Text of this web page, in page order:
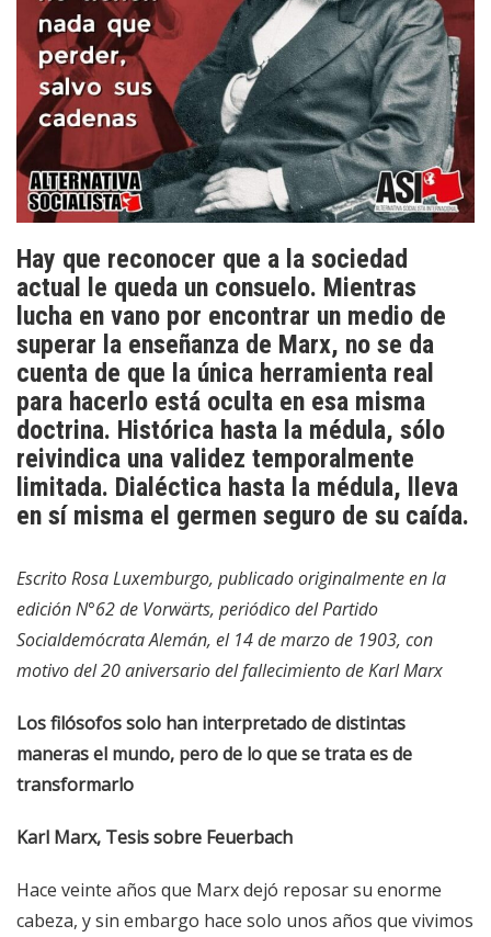
Hay que reconocer que a la sociedad
actual le queda un consuelo. Mientras
lucha en vano por encontrar un medio de
superar la enseñanza de Marx, no se da
cuenta de que la única herramienta real
para hacerlo está oculta en esa misma
doctrina. Histórica hasta la médula, sólo
reivindica una validez temporalmente
limitada. Dialéctica hasta la médula, lleva
en sí misma el germen seguro de su caída.
Escrito Rosa Luxemburgo, publicado originalmente en la
edición N°62 de Vorwärts, periódico del Partido
Socialdemócrata Alemán, el 14 de marzo de 1903, con
motivo del 20 aniversario del fallecimiento de Karl Marx
Los filósofos solo han interpretado de distintas
maneras el mundo, pero de lo que se trata es de
transformarlo
Karl Marx, Tesis sobre Feuerbach
Hace veinte años que Marx dejó reposar su enorme
cabeza, y sin embargo hace solo unos años que vivimos